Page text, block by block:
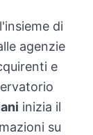
di
agenzie
e
inizia il
su